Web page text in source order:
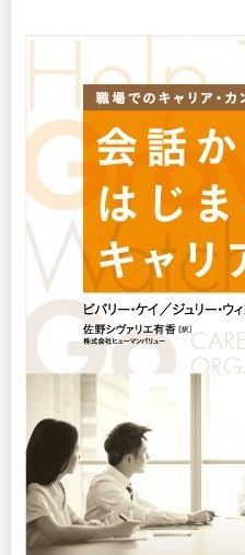
ミッション・バリュー
会社からのお知らせ
プライバシーポリシー
採用について
リーダーシップ
PMI
プラクティショナー養成
リサーチ
イベント・セミナー
イベント・セミナー
リサーチ
出版
その他
CONTACT